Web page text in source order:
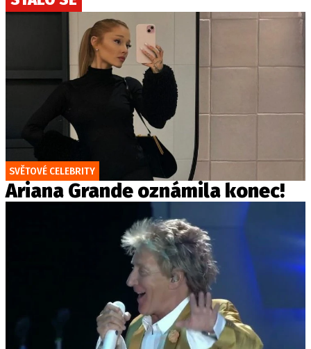
SVĚTOVÉ CELEBRITY
Ariana Grande oznámila konec!